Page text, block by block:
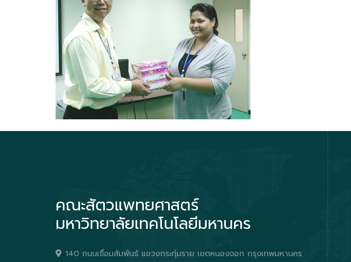
คณะสัตวแพทยศาสตร์
มหาวิทยาลัยเทคโนโลยีมหานคร
140 ถนนเชื่อมสัมพันธ์ แขวงกระทุ่มราย เขตหนองจอก กรุงเทพมหานคร